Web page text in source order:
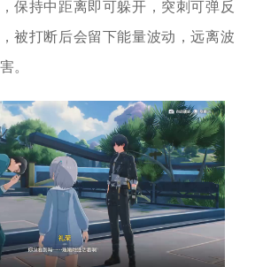
保持中距离即可躲开，突刺可弹反
被打断后会留下能量波动，远离波
。